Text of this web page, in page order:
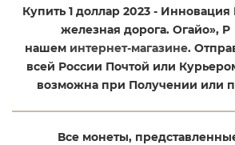
Купить 1 доллар 2023 -
железная дорога. Огайо», P
нашем интернет-магазине.
всей России Почтой или
возможна при Получении или
Все монеты,